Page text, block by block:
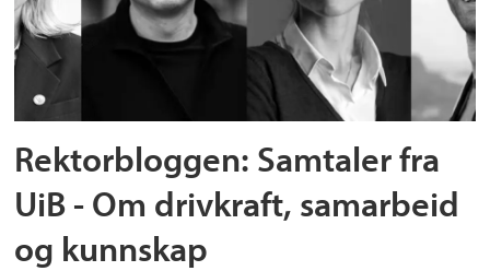
Rektorbloggen: Samtaler fra
UiB - Om drivkraft, samarbeid
og kunnskap